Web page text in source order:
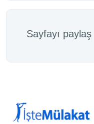
Sayfayı paylaş